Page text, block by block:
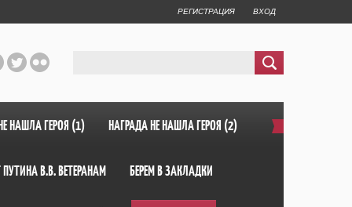
РЕГИСТРАЦИЯ ВХОД
НАШЛА ГЕРОЯ (1) НАГРАДА НЕ НАШЛА ГЕРОЯ (2)
В.В. ВЕТЕРАНАМ БЕРЕМ В ЗАКЛАДКИ